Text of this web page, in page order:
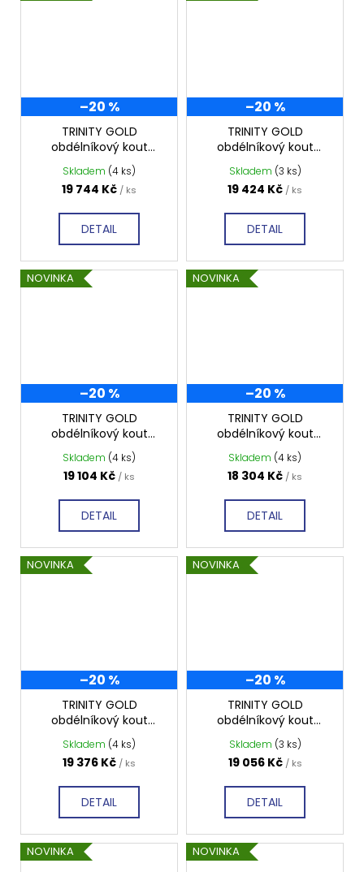
–20 %
TRINITY GOLD
obdélníkový kout
1200x900mm pravý,
matné sklo, GT5690-
12MR-G
Skladem (4 ks)
19 744 Kč / ks
DETAIL
–20 %
TRINITY GOLD
obdélníkový kout
1100x900mm pravý,
matné sklo, GT5690-
11MR-G
Skladem (3 ks)
19 424 Kč / ks
DETAIL
NOVINKA
–20 %
TRINITY GOLD
obdélníkový kout
1000x900mm pravý,
matné sklo, GT5690-
10MR-G
Skladem (4 ks)
19 104 Kč / ks
DETAIL
NOVINKA
–20 %
TRINITY GOLD
obdélníkový kout
800x900mm pravý,
matné sklo, GT5690-
80MR-G
Skladem (4 ks)
18 304 Kč / ks
DETAIL
NOVINKA
–20 %
TRINITY GOLD
obdélníkový kout
1200x800mm pravý,
matné sklo, GT5680-
12MR-G
Skladem (4 ks)
19 376 Kč / ks
DETAIL
NOVINKA
–20 %
TRINITY GOLD
obdélníkový kout
1100x800mm pravý,
matné sklo, GT5680-
11MR-G
Skladem (3 ks)
19 056 Kč / ks
DETAIL
NOVINKA NOVINKA